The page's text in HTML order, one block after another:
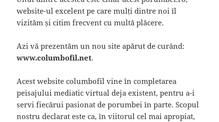
website-ul excelent pe care mulți dintre noi îl
vizităm și citim frecvent cu multă plăcere.
Azi vă prezentăm un nou site apărut de curând:
www.columbofil.net.
Acest website columbofil vine în completarea
peisajului mediatic virtual deja existent, pentru a-i
servi fiecărui pasionat de porumbei în parte. Scopul
nostru declarat este ca, în viitorul cel mai apropiat,